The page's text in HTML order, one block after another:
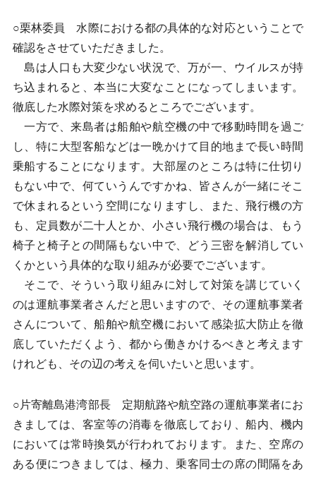
○栗林委員 水際における都の具体的な対応ということで
確認をさせていただきました。
島は人口も大変少ない状況で、万が一、ウイルスが持
ち込まれると、本当に大変なことになってしまいます。
徹底した水際対策を求めるところでございます。
一方で、来島者は船舶や航空機の中で移動時間を過ご
し、特に大型客船などは一晩かけて目的地まで長い時間
乗船することになります。大部屋のところは特に仕切り
もない中で、何ていうんですかね、皆さんが一緒にそこ
で休まれるという空間になりますし、また、飛行機の方
も、定員数が二十人とか、小さい飛行機の場合は、もう
椅子と椅子との間隔もない中で、どう三密を解消してい
くかという具体的な取り組みが必要でございます。
そこで、そういう取り組みに対して対策を講じていく
のは運航事業者さんだと思いますので、その運航事業者
さんについて、船舶や航空機において感染拡大防止を徹
底していただくよう、都から働きかけるべきと考えます
けれども、その辺の考えを伺いたいと思います。
○片寄離島港湾部長 定期航路や航空路の運航事業者にお
きましては、客室等の消毒を徹底しており、船内、機内
においては常時換気が行われております。また、空席の
ある便につきましては、極力、乗客同士の席の間隔をあ